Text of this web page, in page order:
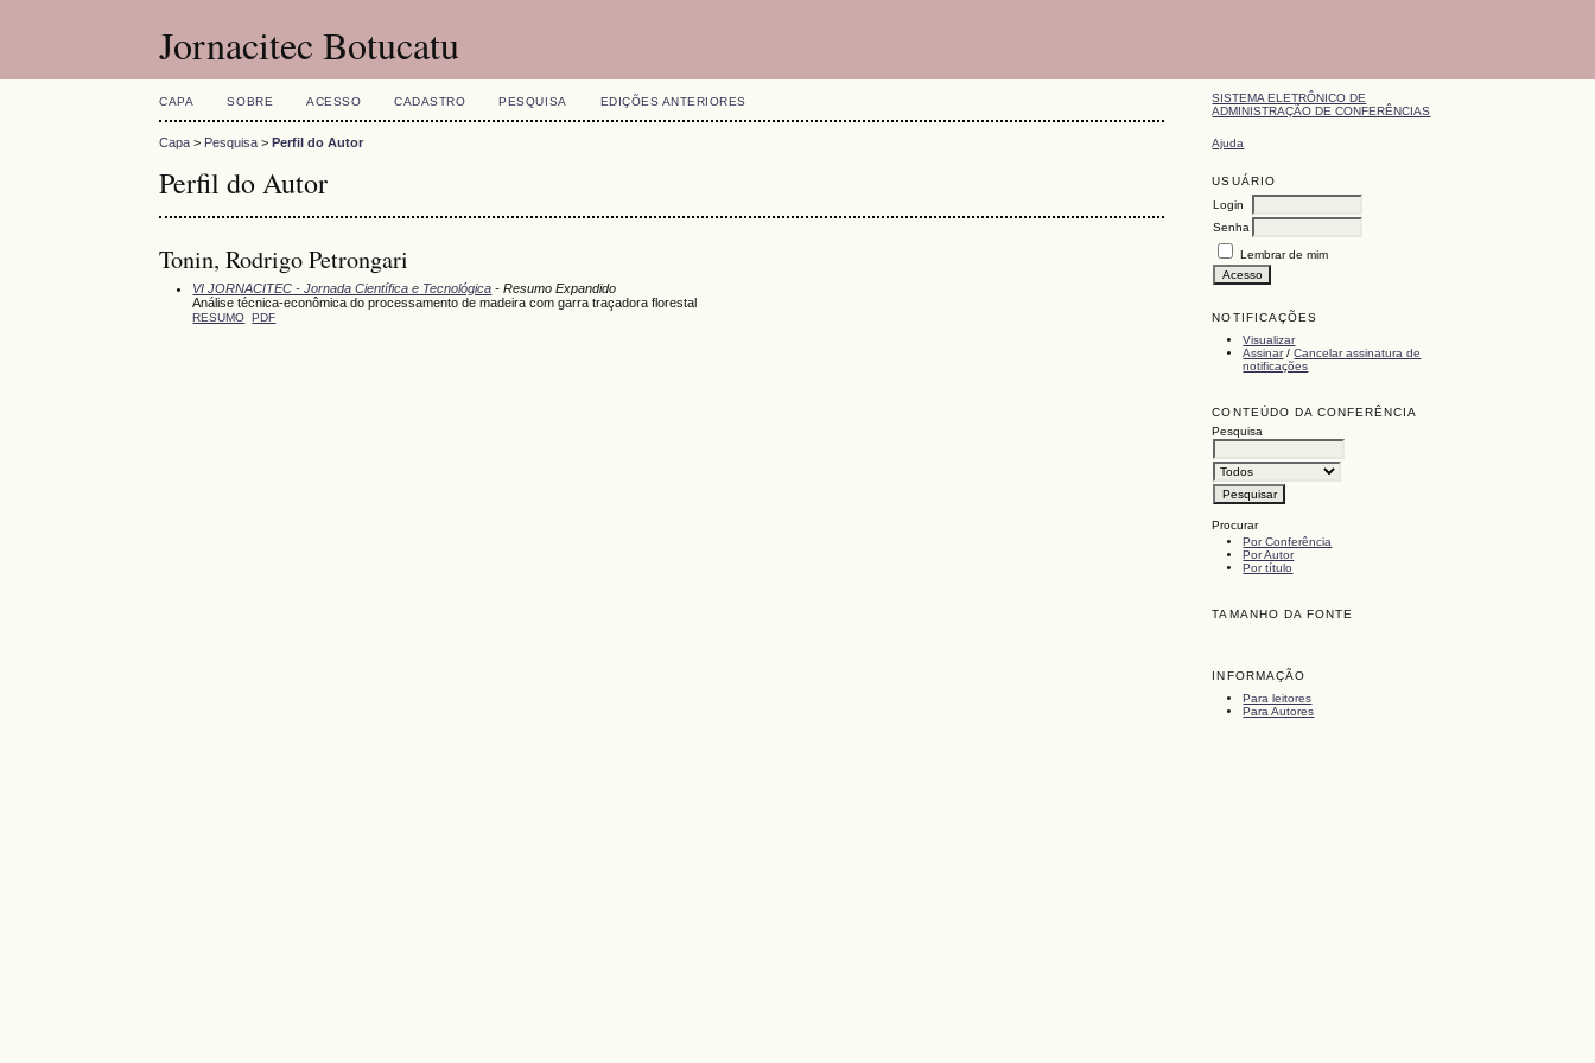
Jornacitec Botucatu
SISTEMA ELETRÔNICO DE
ADMINISTRAÇÃO DE CONFERÊNCIAS
Ajuda
USUÁRIO
Login
Senha
Lembrar de mim
NOTIFICAÇÕES
Visualizar
Assinar/Cancelar assinatura de
notificações
CONTEÚDO DA CONFERÊNCIA
Pesquisa
Procurar
Por Conferência
Por Autor
Por título
TAMANHO DA FONTE
INFORMAÇÃO
Para leitores
Para Autores
CAPA SOBRE ACESSO CADASTRO PESQUISA EDIÇÕES ANTERIORES
Capa > Pesquisa >Perfil do Autor
Perfil do Autor
Tonin, Rodrigo Petrongari
VI JORNACITEC - Jornada Científica e Tecnológica - Resumo Expandido
Análise técnica-econômica do processamento de madeira com garra traçadora florestal
RESUMO PDF